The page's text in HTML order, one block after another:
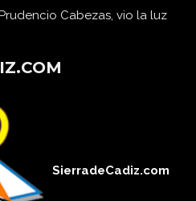
Cabezas, vio la luz
SierradeCadiz.com